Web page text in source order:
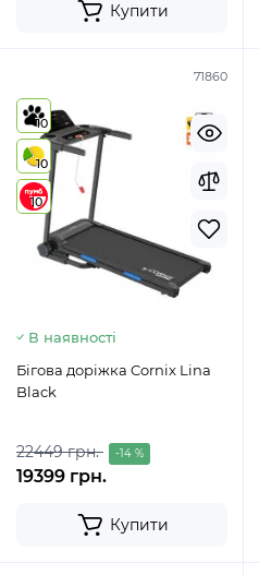
Купити
71860
10
10
10
В наявності
Бігова доріжка Cornix Lina
Black
22449 грн. -14 %
19399 грн.
Купити